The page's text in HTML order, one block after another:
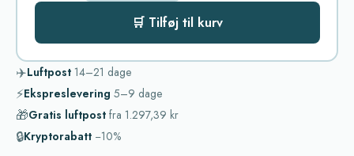
🛒 Tilføj til kurv
✈️Luftpost 14–21 dage
⚡Ekspreslevering 5–9 dage
🎁Gratis luftpost fra 1.297,39 kr
🔒Kryptorabatt −10%